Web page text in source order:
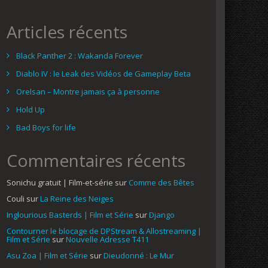
Articles récents
Black Panther 2 : Wakanda Forever
Diablo IV : le Leak des Vidéos de Gameplay Beta
Orelsan – Montre jamais ça à personne
Hold Up
Bad Boys for life
Commentaires récents
Sonichu gratuit | Film-et-série sur Comme des Bêtes
Couli surLa Reine des Neiges
Inglourious Basterds | Film et Série surDjango
Contourner le blocage de DPStream & Allostreaming |
Film et Série surNouvelle Adresse T411
Asu Zoa | Film et Série surDieudonné : Le Mur